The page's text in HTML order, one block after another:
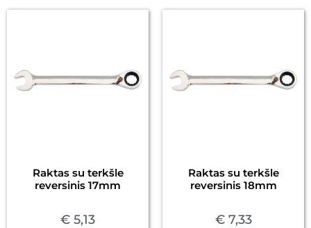
Raktas su terkšle
reversinis 17mm
€ 5,13
Raktas su terkšle
reversinis 18mm
€7,33